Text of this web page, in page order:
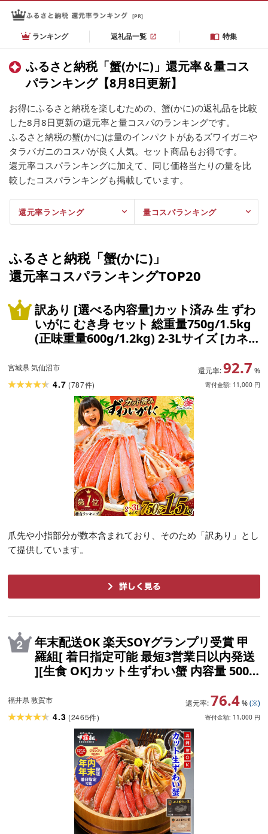
[PR]
ランキング 返礼品一覧 特集
ふるさと納税「蟹(かに)」還元率＆量コス
パランキング【8月8日更新】
お得にふるさと納税を楽しむための、蟹(かに)の返礼品を比較
した8月8日更新の還元率と量コスパのランキングです。
ふるさと納税の蟹(かに)は量のインパクトがあるズワイガニや
タラバガニのコスパが良く人気。セット商品もお得です。
還元率コスパランキングに加えて、同じ価格当たりの量を比
較したコスパランキングも掲載しています。
還元率ランキング 量コスパランキング
ふるさと納税「蟹(かに)」
還元率コスパランキングTOP20
訳あり [選べる内容量]カット済み 生 ずわ
いがに むき身 セット 総重量750g/1.5kg
(正味重量600g/1.2kg) 2-3Lサイズ [カネ
ニ ズワイガニ ずわい カット ズワイ 蟹 カ
ット生ずわい ◎
宮城県 気仙沼市 還元率: 92.7 %
寄付金額: 11,000 円
4.7 (787件)
爪先や小指部分が数本含まれており、そのため「訳あり」とし
て提供しています。
年末配送OK 楽天SOYグランプリ受賞 甲
羅組[ 着日指定可能 最短3営業日以内発送
][生食 OK]カット生ずわい蟹 内容量 500
羅組 海鮮 ずわい蟹 ズワイガニ 蟹 カニ お
歳暮 お中元]
福井県 敦賀市 還元率: 76.4 % (※)
寄付金額: 11,000 円
4.3 (2465件)